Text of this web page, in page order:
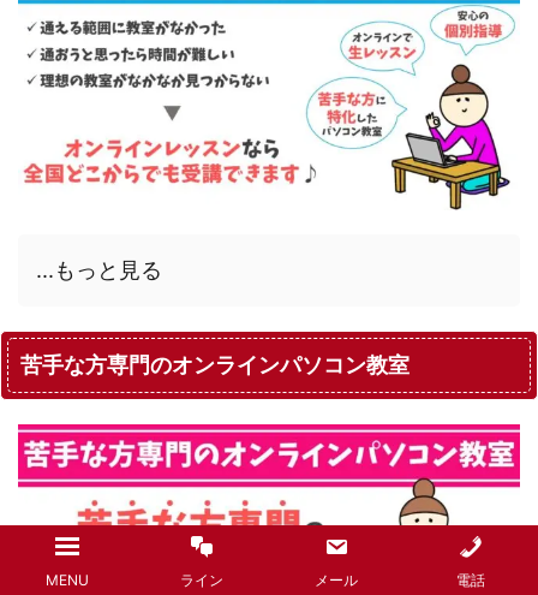
...もっと見る
苦手な方専門のオンラインパソコン教室
MENU ライン メール 電話